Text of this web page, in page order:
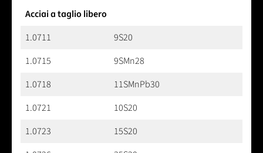
Acciai a taglio libero
1.0711
9S20
1.0715
9SMn28
1.0718
11SMnPb30
1.0721
10S20
1.0723
15S20